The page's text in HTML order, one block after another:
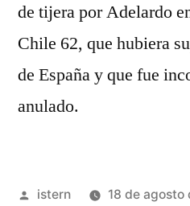
de tijera por Adelardo
Chile 62, que hubiera
de España y que fue
anulado.
Publicado
istern
18 de agosto